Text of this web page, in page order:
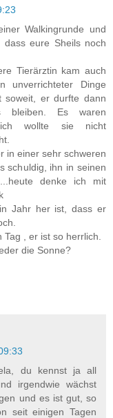
Walkingrunde und
eure Sheils noch
Tierärztin kam auch
unverrichteter Dinge
soweit, er durfte dann
bleiben. Es waren
ich wollte sie nicht
in einer sehr schweren
schuldig, ihn in seinen
denke ich mit
Jahr her ist, dass er
, er ist so herrlich.
die Sonne?
du kennst ja all
irgendwie wächst
und es ist gut, so
seit einigen Tagen